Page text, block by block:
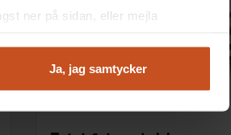
ner på sidan, eller mejla
Ja, jag samtycker